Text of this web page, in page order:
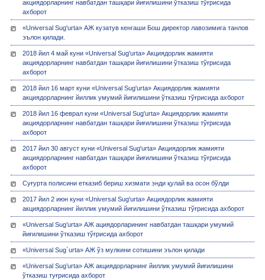
акциядорларнинг навбатдан ташқари йиғилишини ўтказиш тўғрисида
ахборот
«Universal Sug'urta» АЖ кузатув кенгаши Бош директор лавозимига танлов
эълон қилади.
2018 йил 4 май куни «Universal Sug'urta» Акциядорлик жамияти
акциядорларнинг навбатдан ташқари йиғилишини ўтказиш тўғрисида
ахборот
2018 йил 16 март куни «Universal Sug'urta» Акциядорлик жамияти
акциядорларнинг йиллик умумий йиғилишини ўтказиш тўғрисида ахборот
2018 йил 16 феврал куни «Universal Sug'urta» Акциядорлик жамияти
акциядорларнинг навбатдан ташқари йиғилишини ўтказиш тўғрисида
ахборот
2017 йил 30 август куни «Universal Sug'urta» Акциядорлик жамияти
акциядорларнинг навбатдан ташқари йиғилишини ўтказиш тўғрисида
ахборот
Суғурта полисини етказиб бериш хизмати энди қулай ва осон бўлди
2017 йил 2 июн куни «Universal Sug'urta» Акциядорлик жамияти
акциядорларнинг йиллик умумий йиғилишини ўтказиш тўғрисида ахборот
«Universal Sug’urta» АЖ ациядорларининг навбатдан ташқари умумий
йиғилишини ўтказиш тўғрисида ахборот
«Universal Sug`urta» АЖ ўз мулкини сотишини эълон қилади
«Universal Sug’urta» АЖ акциядорларнинг йиллик умумий йиғилишини
ўтказиш туғрисида ахборот